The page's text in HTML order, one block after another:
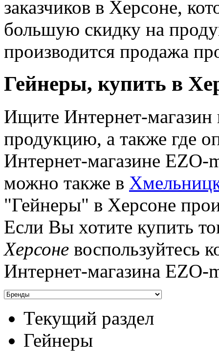
заказчиков в Херсоне,
большую скидку на
производится продажа
Гейнеры, купить в
Ищите Интернет-
продукцию, а также где
Интернет-магазине EZO-
можно также в
"Гейнеры" в Херсоне
Если Вы хотите купить
Херсоне воспользуйтесь
Интернет-магазина EZO-
Текущий раздел
Гейнеры